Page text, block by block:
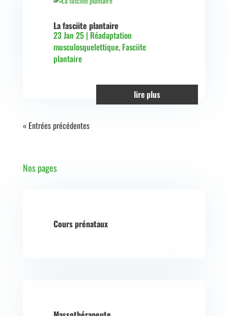
La fasciite plantaire
23 Jan 25| Réadaptation
musculosquelettique, Fasciite
plantaire
lire plus
« Entrées précédentes
Nos pages
Cours prénataux